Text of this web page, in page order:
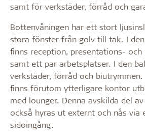
samt för verkstäder, förråd och
Bottenvåningen har ett stort
stora fönster från golv till tak. I
finns reception, presentations- och
samt ett par arbetsplatser. I den
verkstäder, förråd och biutrymmen.
finns förutom ytterligare kontor
med lounger. Denna avskilda del
också hyras ut externt och nås via
sidoingång.